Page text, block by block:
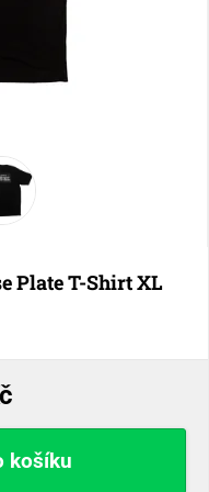
Plate T-Shirt XL
košíku